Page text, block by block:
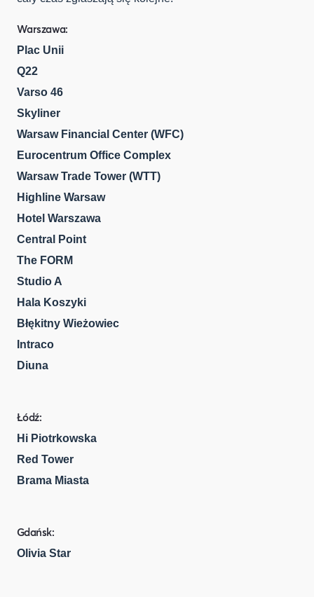
Warszawa:
Plac Unii
Q22
Varso 46
Skyliner
Warsaw Financial Center (WFC)
Eurocentrum Office Complex
Warsaw Trade Tower (WTT)
Highline Warsaw
Hotel Warszawa
Central Point
The FORM
Studio A
Hala Koszyki
Błękitny Wieżowiec
Intraco
Diuna
Łódź:
Hi Piotrkowska
Red Tower
Brama Miasta
Gdańsk:
Olivia Star